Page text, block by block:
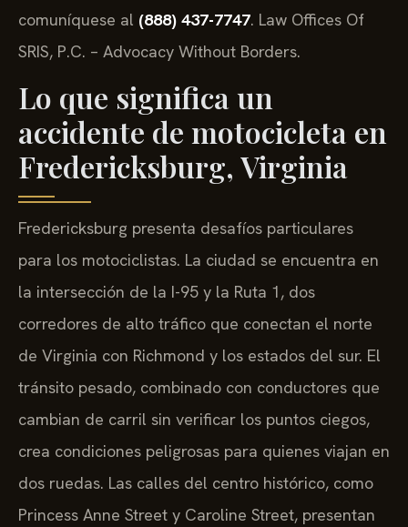
comuníquese al (888) 437-7747. Law Offices Of
SRIS, P.C. – Advocacy Without Borders.
Lo que significa un
accidente de motocicleta en
Fredericksburg, Virginia
Fredericksburg presenta desafíos particulares
para los motociclistas. La ciudad se encuentra en
la intersección de la I-95 y la Ruta 1, dos
corredores de alto tráfico que conectan el norte
de Virginia con Richmond y los estados del sur. El
tránsito pesado, combinado con conductores que
cambian de carril sin verificar los puntos ciegos,
crea condiciones peligrosas para quienes viajan en
dos ruedas. Las calles del centro histórico, como
Princess Anne Street y Caroline Street, presentan